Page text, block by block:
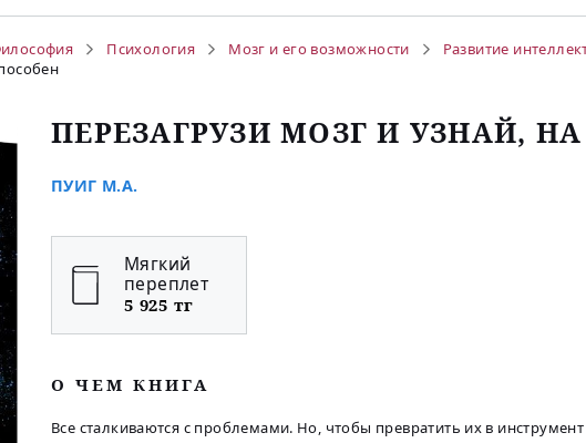
Психология Мозг и его возможности
Развитие
ПЕРЕЗАГРУЗИ МОЗГ И УЗНАЙ,
ПУИГ М.А.
Мягкий
переплет
5 925 тг
O ЧЕМ КНИГА
Все сталкиваются с проблемами. Но, чтобы превратить их в